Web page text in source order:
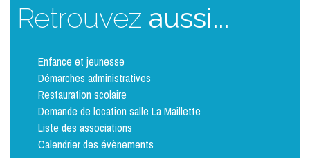
Retrouvez aussi...
Enfance et jeunesse
Démarches administratives
Restauration scolaire
Demande de location salle La Maillette
Liste des associations
Calendrier des évènements